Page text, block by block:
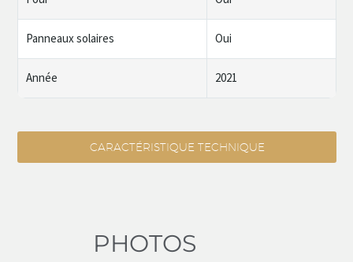
Panneaux solaires Oui
Année 2021
CARACTÉRISTIQUE TECHNIQUE
PHOTOS